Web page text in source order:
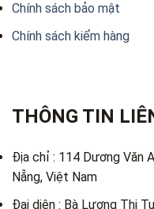
Chính sách bảo mật
Chính sách kiểm hàng
THÔNG TIN
Địa chỉ : 114 Dương Văn
Nẵng, Việt Nam
Đại diện : Bà Lương Thị